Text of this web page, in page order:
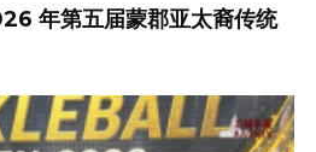
年第五届蒙郡亚太裔传统